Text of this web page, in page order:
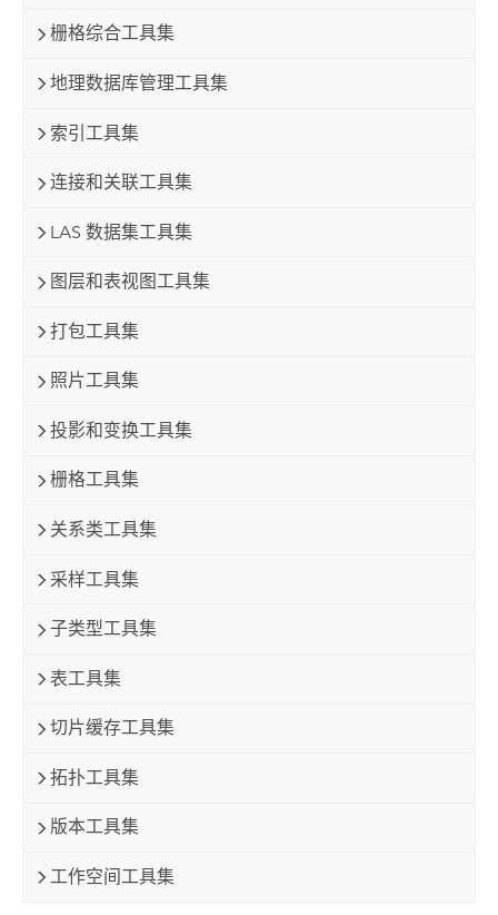
栅格综合工具集
地理数据库管理工具集
索引工具集
连接和关联工具集
LAS 数据集工具集
图层和表视图工具集
打包工具集
照片工具集
投影和变换工具集
栅格工具集
关系类工具集
采样工具集
子类型工具集
表工具集
切片缓存工具集
拓扑工具集
版本工具集
工作空间工具集